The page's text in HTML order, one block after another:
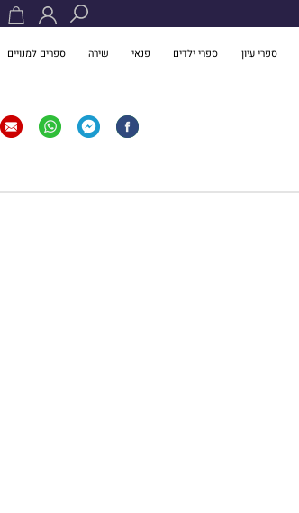
ספרי עיון ספרי ילדים פנאי שירה ספרים למנויים